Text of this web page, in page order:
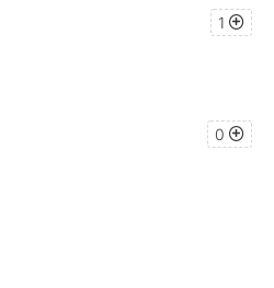
1
0